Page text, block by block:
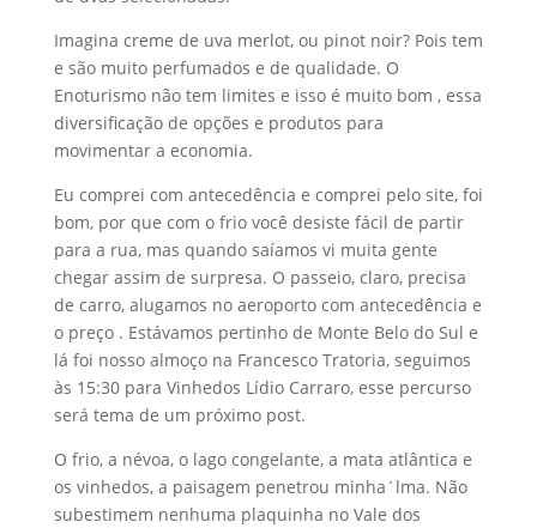
Imagina creme de uva merlot, ou pinot noir? Pois tem
e são muito perfumados e de qualidade. O
Enoturismo não tem limites e isso é muito bom , essa
diversificação de opções e produtos para
movimentar a economia.
Eu comprei com antecedência e comprei pelo site, foi
bom, por que com o frio você desiste fácil de partir
para a rua, mas quando saíamos vi muita gente
chegar assim de surpresa. O passeio, claro, precisa
de carro, alugamos no aeroporto com antecedência e
o preço . Estávamos pertinho de Monte Belo do Sul e
lá foi nosso almoço na Francesco Tratoria, seguimos
às 15:30 para Vinhedos Lídio Carraro, esse percurso
será tema de um próximo post.
O frio, a névoa, o lago congelante, a mata atlântica e
os vinhedos, a paisagem penetrou minha´lma. Não
subestimem nenhuma plaquinha no Vale dos